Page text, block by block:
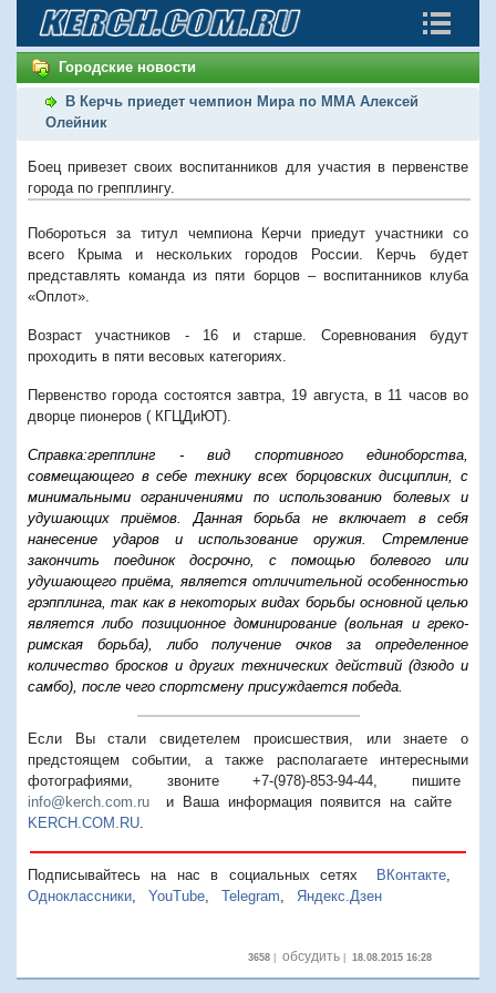
Городские новости
В Керчь приедет чемпион Мира по MMA Алексей
Олейник
Боец привезет своих воспитанников для участия в первенстве
города по грепплингу.
Побороться за титул чемпиона Керчи приедут участники со
всего Крыма и нескольких городов России. Керчь будет
представлять команда из пяти борцов – воспитанников клуба
«Оплот».
Возраст участников - 16 и старше. Соревнования будут
проходить в пяти весовых категориях.
Первенство города состоятся завтра, 19 августа, в 11 часов во
дворце пионеров ( КГЦДиЮТ).
Справка:грепплинг - вид спортивного единоборства
совмещающего в себе технику всех борцовских дисциплин, с
минимальными ограничениями по использованию болевых и
удушающих приёмов. Даннаяборьба не включает в себя
нанесение ударов и использование оружия. Стремление
закончить поединок досрочно, с помощью болевого или
удушающего приёма, является отличительной особенностью
грэпплинга, так как в некоторых видах борьбы основной целью
является либо позиционное доминирование (вольная и греко-
римская борьба), либо получение очков за определенное
количество бросков и других технических действий (дзюдо и
самбо), после чего спортсмену присуждается победа.
Если Вы стали свидетелем происшествия, или знаете о
предстоящем событии, а также располагаете интересными
фотографиями, звоните +7-(978)-853-94-44, пишите
info@kerch.com.ru и Ваша информация появится на сайте
KERCH.COM.RU
Подписывайтесь на нас в социальных сетях ВКонтакте,
Одноклассники
YouTube Telegram Яндекс.Дзен
3658| обсудить| 18.08.2015 16:28